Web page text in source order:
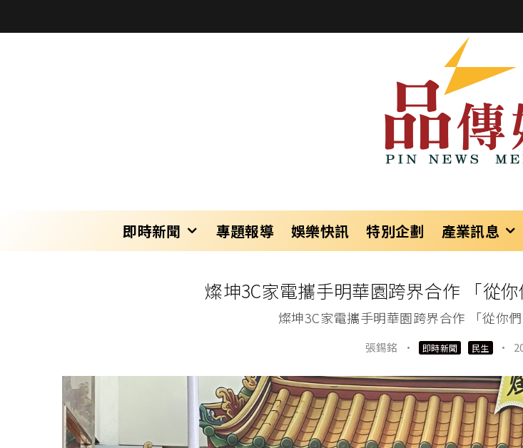
即時新聞 專題報導 娛樂快訊 特別企劃 產業訊息
燦坤3C家電攜手明華園跨界合作 「從
燦坤3C家電攜手明華園跨界合作 「從你
張錫銘 · 即時新聞 民生 ·